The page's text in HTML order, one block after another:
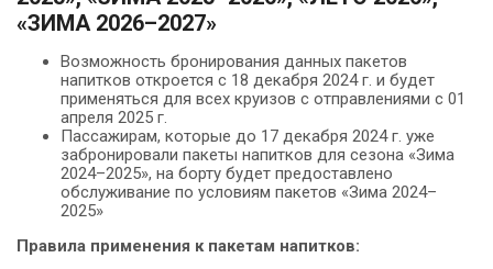
«ЗИМА 2026–2027»
Возможность бронирования данных пакетов
напитков откроется с 18 декабря 2024 г. и будет
применяться для всех круизов с отправлениями с 01
апреля 2025 г.
Пассажирам, которые до 17 декабря 2024 г. уже
забронировали пакеты напитков для сезона «Зима
2024–2025», на борту будет предоставлено
обслуживание по условиям пакетов «Зима 2024–
2025»
Правила применения к пакетам напитков: